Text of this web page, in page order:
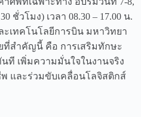
ชั่วโมง) เวลา 08.30 – 17.00 น.
เทคโนโลยีการบิน มหาวิทยา
ที่สำคัญนี้ คือ การเสริมทักษะ
ที เพิ่มความมั่นใจในงานจริง
และร่วมขับเคลื่อนโลจิสติกส์